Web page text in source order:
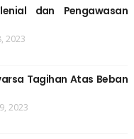
dan Pengawasan
2023
Tagihan Atas Beban
2023